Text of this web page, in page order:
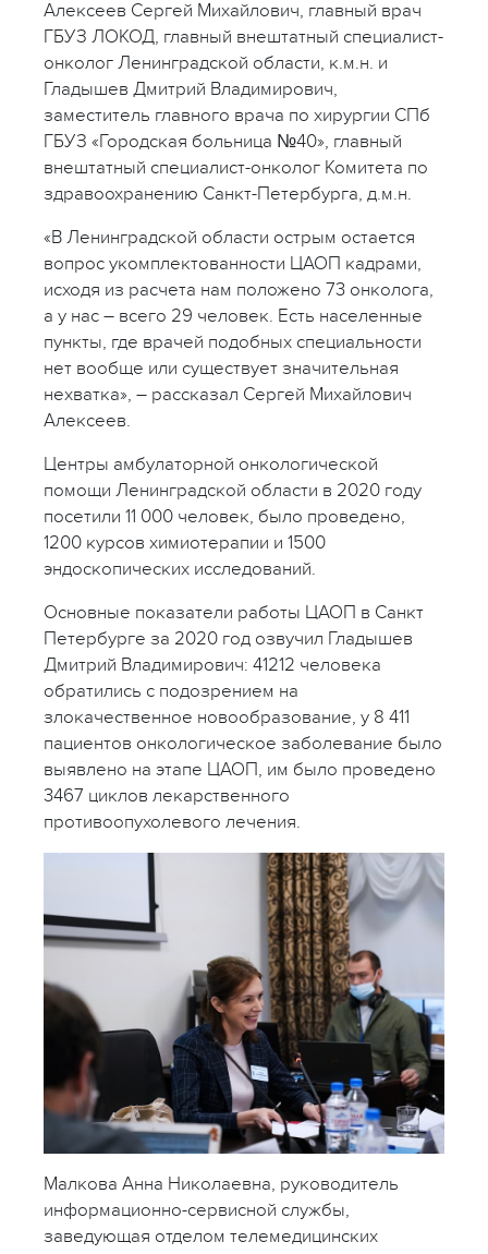
Алексеев Сергей Михайлович, главный врач
ГБУЗ ЛОКОД, главный внештатный специалист-
онколог Ленинградской области, к.м.н. и
Гладышев Дмитрий Владимирович,
заместитель главного врача по хирургии СПб
ГБУЗ «Городская больница №40», главный
внештатный специалист-онколог Комитета по
здравоохранению Санкт-Петербурга, д.м.н.
«В Ленинградской области острым остается
вопрос укомплектованности ЦАОП кадрами,
исходя из расчета нам положено 73 онколога,
а у нас – всего 29 человек. Есть населенные
пункты, где врачей подобных специальности
нет вообще или существует значительная
нехватка», – рассказал Сергей Михайлович
Алексеев.
Центры амбулаторной онкологической
помощи Ленинградской области в 2020 году
посетили 11 000 человек, было проведено,
1200 курсов химиотерапии и 1500
эндоскопических исследований.
Основные показатели работы ЦАОП в Санкт
Петербурге за 2020 год озвучил Гладышев
Дмитрий Владимирович: 41212 человека
обратились с подозрением на
злокачественное новообразование, у 8 411
пациентов онкологическое заболевание было
выявлено на этапе ЦАОП, им было проведено
3467 циклов лекарственного
противоопухолевого лечения.
Малкова Анна Николаевна, руководитель
информационно-сервисной службы,
заведующая отделом телемедицинских